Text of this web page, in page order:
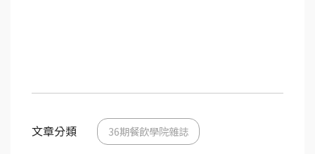
文章分類 36期餐飲學院雜誌